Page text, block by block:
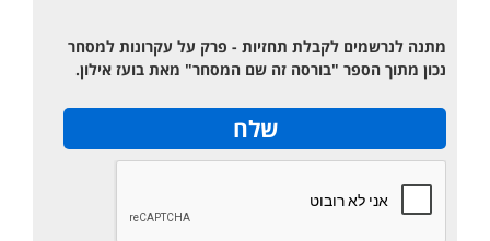
מתנה לנרשמים לקבלת תחזיות - פרק על עקרונות למסחר
נכון מתוך הספר "בורסה זה שם המסחר" מאת בועז אילון.